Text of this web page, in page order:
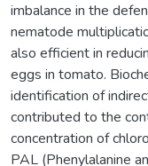
imbalance in the
nematode
also efficient in
eggs in tomato.
identification of
contributed to the
concentration of
PAL (Phenylalanine